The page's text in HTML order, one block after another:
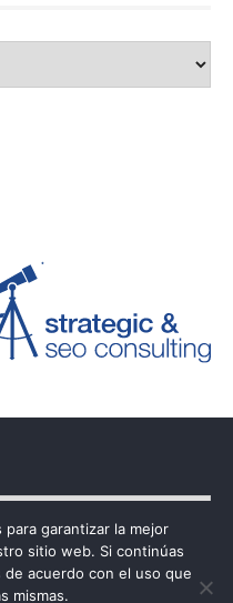
para garantizar la mejor
sitio web. Si continúas
de acuerdo con el uso que
mismas.